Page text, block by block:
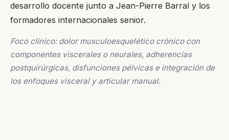
desarrollo docente junto a Jean-Pierre Barral y los
formadores internacionales senior.
Foco clínico: dolor musculoesquelético crónico con
componentes viscerales o neurales, adherencias
postquirúrgicas, disfunciones pélvicas e integración de
los enfoques visceral y articular manual.